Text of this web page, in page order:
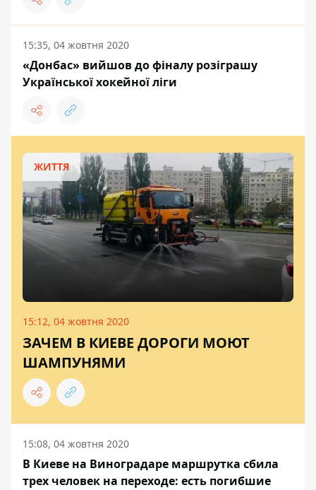
15:35, 04 жовтня 2020
«Донбас» вийшов до фіналу розіграшу
Української хокейної ліги
ЖИТТЯ
15:12, 04 жовтня 2020
ЗАЧЕМ В КИЕВЕ ДОРОГИ МОЮТ
ШАМПУНЯМИ
15:08, 04 жовтня 2020
В Киеве на Виноградаре маршрутка сбила
трех человек на переходе: есть погибшие